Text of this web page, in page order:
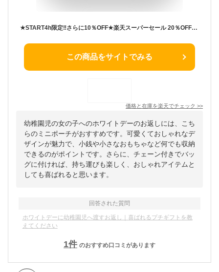
★START4h限定‼さらに10％OFF★楽天スーパーセール 20％OFF‼3/11 1:59まで★【送料無料】ミニポーチ 小物入れ ポーチ 子供 キッズ 小銭入れ コインケース 幼稚園 小学生 薬入れ メイクポーチ 充電器入れ イヤホン入れ キーホルダー 可愛い おしゃれ 女の子 ホワイトデー
この商品をサイトでみる
価格と在庫を楽天でチェック >>
幼稚園児の女の子へのホワイトデーのお返しには、こち
らのミニポーチがおすすめです。可愛くておしゃれなデ
ザインが魅力で、小銭や小さなおもちゃなど何でも収納
できるのがポイントです。さらに、チェーン付きでバッ
グに付ければ、持ち運びも楽しく、おしゃれアイテムと
しても喜ばれると思います。
回答された質問
ホワイトデーに幼稚園児へ渡すお返し｜喜ばれるプチギフトを教
えてください
1件 のおすすめ口コミがあります